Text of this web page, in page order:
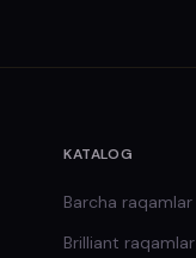
KATALOG
Barcha raqamlar
Brilliant raqamlar